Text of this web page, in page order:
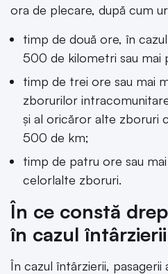
ora de plecare, după cum
timp de două ore, în
500 de kilometri sau mai
timp de trei ore sau mai
zborurilor
şi al oricăror alte zboruri
500 de km;
timp de patru ore sau
celorlalte zboruri.
În ce constă
în cazul
În cazul întârzierii, pasagerii